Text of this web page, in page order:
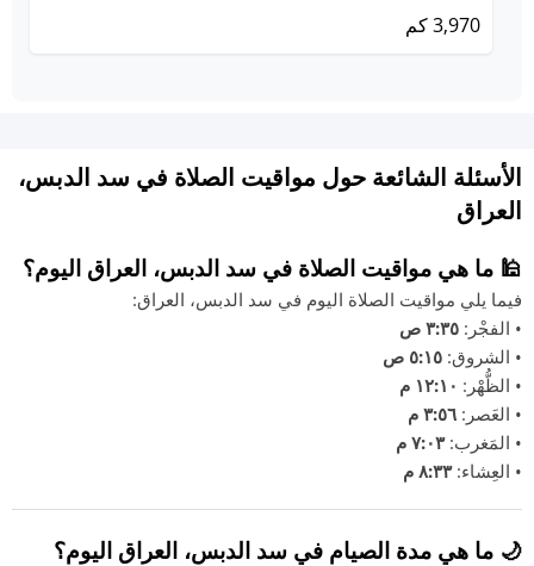
3,970 كم
الأسئلة الشائعة حول مواقيت الصلاة في سد الدبس،
العراق
🕌 ما هي مواقيت الصلاة في سد الدبس، العراق اليوم؟
فيما يلي مواقيت الصلاة اليوم في سد الدبس، العراق:
• الفجْر: ٣:٣٥ ص
• الشروق: ٥:١٥ ص
• الظُّهْر: ١٢:١٠ م
• العَصر: ٣:٥٦ م
• المَغرب:٧:٠٣ م
• العِشاء:٨:٣٣ م
🌙 ما هي مدة الصيام في سد الدبس، العراق اليوم؟